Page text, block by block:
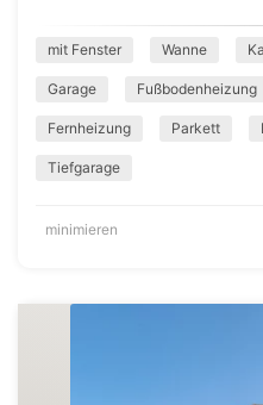
mit Fenster Wanne
Garage Fußbodenheizung
Fernheizung Parkett
Tiefgarage
minimieren